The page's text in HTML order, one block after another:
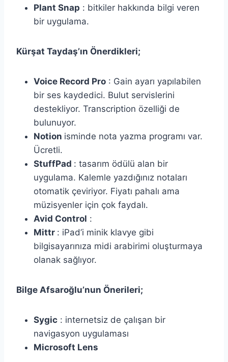
Plant Snap : bitkiler hakkında bilgi veren
bir uygulama.
Kürşat Taydaş’ın Önerdikleri;
Voice Record Pro : Gain ayarı yapılabilen
bir ses kaydedici. Bulut servislerini
destekliyor. Transcription özelliği de
bulunuyor.
Notion isminde nota yazma programı var.
Ücretli.
StuffPad : tasarım ödülü alan bir
uygulama. Kalemle yazdığınız notaları
otomatik çeviriyor. Fiyatı pahalı ama
müzisyenler için çok faydalı.
Avid Control :
Mittr : iPad’i minik klavye gibi
bilgisayarınıza midi arabirimi oluşturmaya
olanak sağlıyor.
Bilge Afsaroğlu’nun Önerileri;
Sygic : internetsiz de çalışan bir
navigasyon uygulaması
Microsoft Lens